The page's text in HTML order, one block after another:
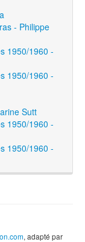
- Philippe
1950/1960 -
1950/1960 -
Sutt
1950/1960 -
1950/1960 -
, adapté par